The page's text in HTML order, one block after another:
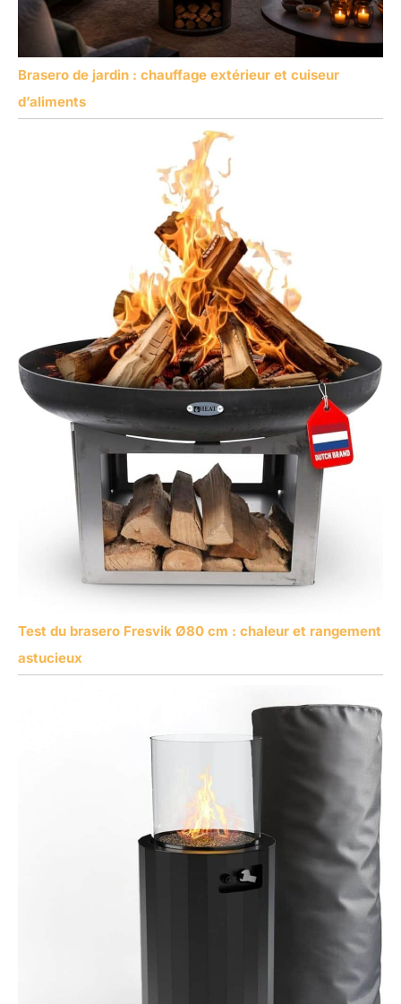
Brasero de jardin : chauffage extérieur et cuiseur
d’aliments
Test du brasero Fresvik Ø80 cm : chaleur et rangement
astucieux